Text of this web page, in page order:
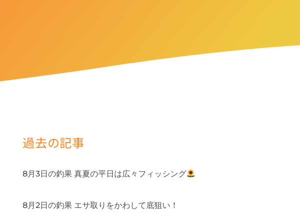
過去の記事
8月3日の釣果 真夏の平日は広々フィッシング
8月2日の釣果 エサ取りをかわして底狙い！